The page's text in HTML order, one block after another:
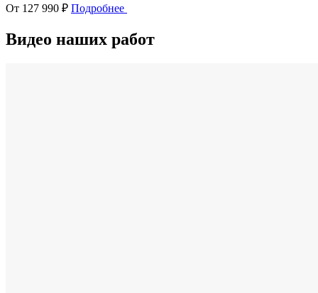
От 127 990 ₽ Подробнее
Видео наших работ